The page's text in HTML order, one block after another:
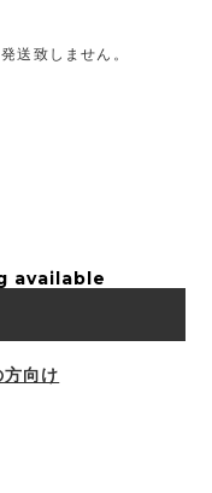
送致しません。
available
方向け